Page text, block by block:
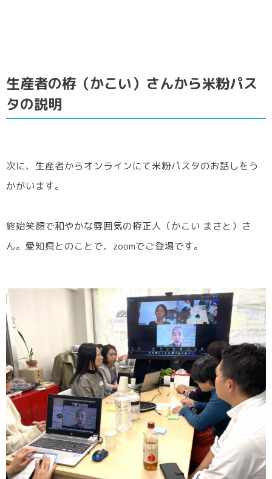
生産者の栫（かこい）さんから米粉パス
タの説明
次に、生産者からオンラインにて米粉パスタのお話しをう
かがいます。
終始笑顔で和やかな雰囲気の栫正人（かこい まさと）さ
ん。愛知県とのことで、zoomでご登場です。